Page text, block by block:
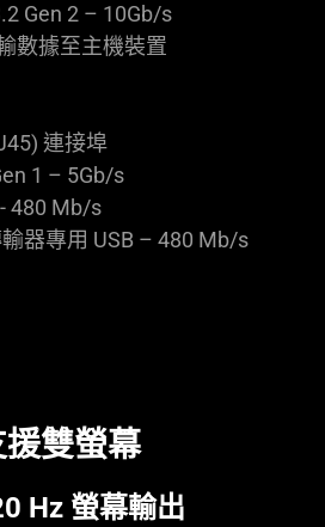
Gen 2 – 10Gb/s
數據至主機裝置
連接埠
1 – 5Gb/s
480 Mb/s
器專用 USB – 480 Mb/s
雙螢幕
Hz 螢幕輸出